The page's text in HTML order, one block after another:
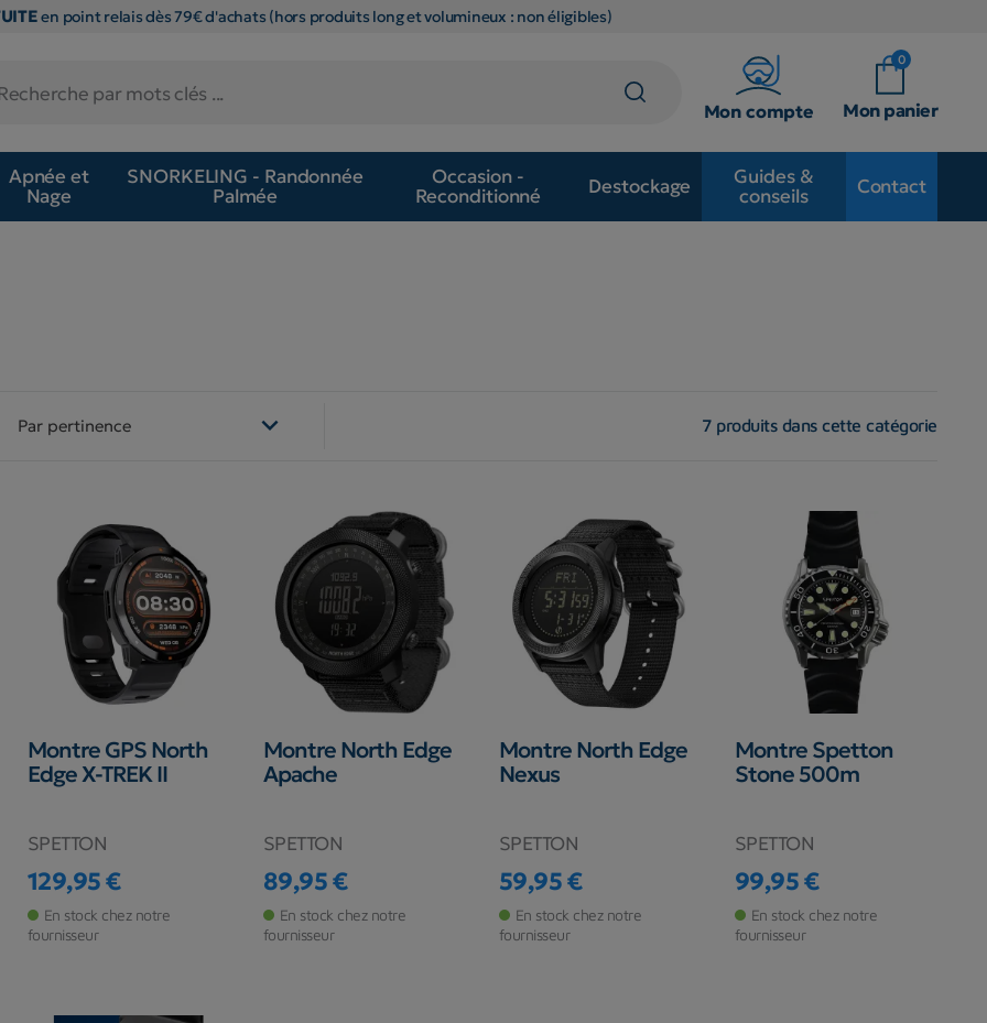
en point relais dès 79€ d'achats (hors produits long et volumineux : non éligibles)
Mon compte
0
Mon panier
Apnée et
Nage
SNORKELING - Randonnée
Palmée
Occasion -
Reconditionné
Destockage
Guides &
conseils
Contact
Par pertinence  7 produits dans cette catégorie
Montre GPS North
Edge X-TREK II
SPETTON
Prix
129,95 €
En stock chez notre
fournisseur
Montre North Edge
Apache
SPETTON
Prix
89,95 €
En stock chez notre
fournisseur
Montre North Edge
Nexus
SPETTON
Prix
59,95 €
En stock chez notre
fournisseur
Montre Spetton
Stone 500m
SPETTON
Prix
99,95 €
En stock chez notre
fournisseur